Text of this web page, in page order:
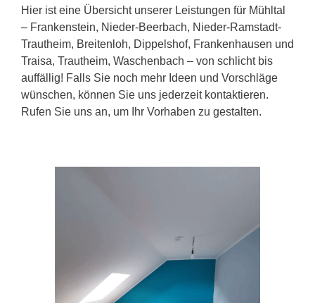
Hier ist eine Übersicht unserer Leistungen für Mühltal
– Frankenstein, Nieder-Beerbach, Nieder-Ramstadt-
Trautheim, Breitenloh, Dippelshof, Frankenhausen und
Traisa, Trautheim, Waschenbach – von schlicht bis
auffällig! Falls Sie noch mehr Ideen und Vorschläge
wünschen, können Sie uns jederzeit kontaktieren.
Rufen Sie uns an, um Ihr Vorhaben zu gestalten.